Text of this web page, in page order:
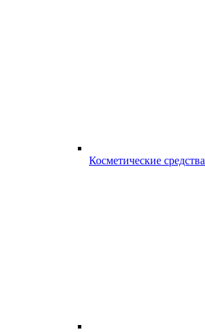
Косметические средства